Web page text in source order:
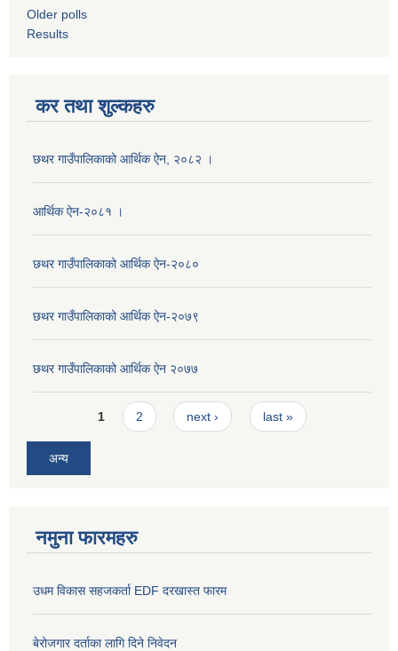
Older polls
Results
कर तथा शुल्कहरु
छथर गाउँपालिकाको आर्थिक ऐन, २०८२ ।
आर्थिक ऐन-२०८१ ।
छथर गाउँपालिकाको आर्थिक ऐन-२०८०
छथर गाउँपालिकाको आर्थिक ऐन-२०७९
छथर गाउँपालिकाको आर्थिक ऐन २०७७
Pages1 2 next › last »
अन्य
नमुना फारमहरु
उधम विकास सहजकर्ता EDF दरखास्त फारम
बेरोजगार दर्ताका लागि दिने निवेदन